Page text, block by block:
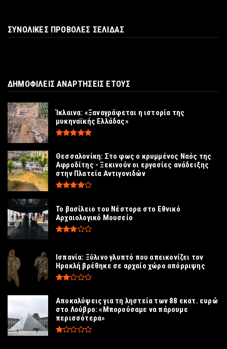
«Περνάμε υπέροχα»: Στο «σφυρί» σπάνια
επιστολή επιβάτη του Τ...
Δημόσιο διάλογο για τα διαχειριστικά
σχέδια ζητάει το Ελληνι...
ΣΥΝΟΛΙΚΕΣ ΠΡΟΒΟΛΕΣ ΣΕΛΙΔΑΣ
ΔΗΜΟΦΙΛΕΙΣ ΑΝΑΡΤΗΣΕΙΣ ΕΤΟΥΣ
Ίκλαινα: «Ξαναγράφεται η ιστορία της
μυκηναϊκής Ελλάδας»
Θεσσαλονίκη: Στο φως ο κρυμμένος Ναός της
Αφροδίτης - Ξεκινούν οι εργασίες ανάδειξης
στην Πλατεία Αντιγονιδών
Το βασίλειο του Νέστορα στο Εθνικό
Αρχαιολογικό Μουσείο
Ισπανία: Ξύλινο γλυπτό που απεικονίζει τον
Ηρακλή βρέθηκε σε αρχαίο χώρο απόρριψης
Αποκαλύψεις για τη ληστεία των 88 εκατ. ευρώ
στο Λούβρο: «Μπορούσαμε να πάρουμε
περισσότερα»